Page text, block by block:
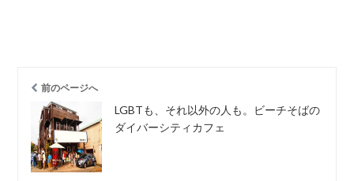
前のページへ
LGBTも、それ以外の人も。ビーチそばの
ダイバーシティカフェ